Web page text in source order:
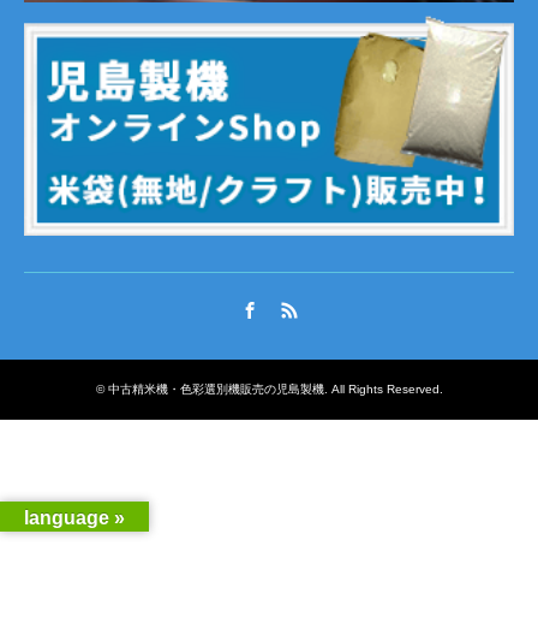
©中古精米機・色彩選別機販売の児島製機. All Rights Reserved.
language »